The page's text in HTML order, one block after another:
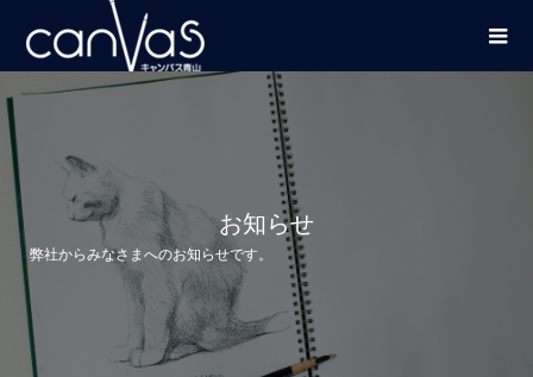
お知らせ
弊社からみなさまへのお知らせです。